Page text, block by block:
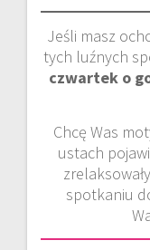
Jeśli masz
tych luźnych
czwartek o
Chcę Was
ustach
spotkaniu